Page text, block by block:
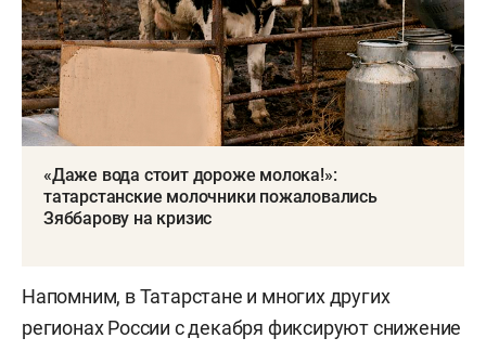
«Даже вода стоит дороже молока!»:
татарстанские молочники пожаловались
Зяббарову на кризис
Напомним, в Татарстане и многих других
регионах России с декабря фиксируют снижение